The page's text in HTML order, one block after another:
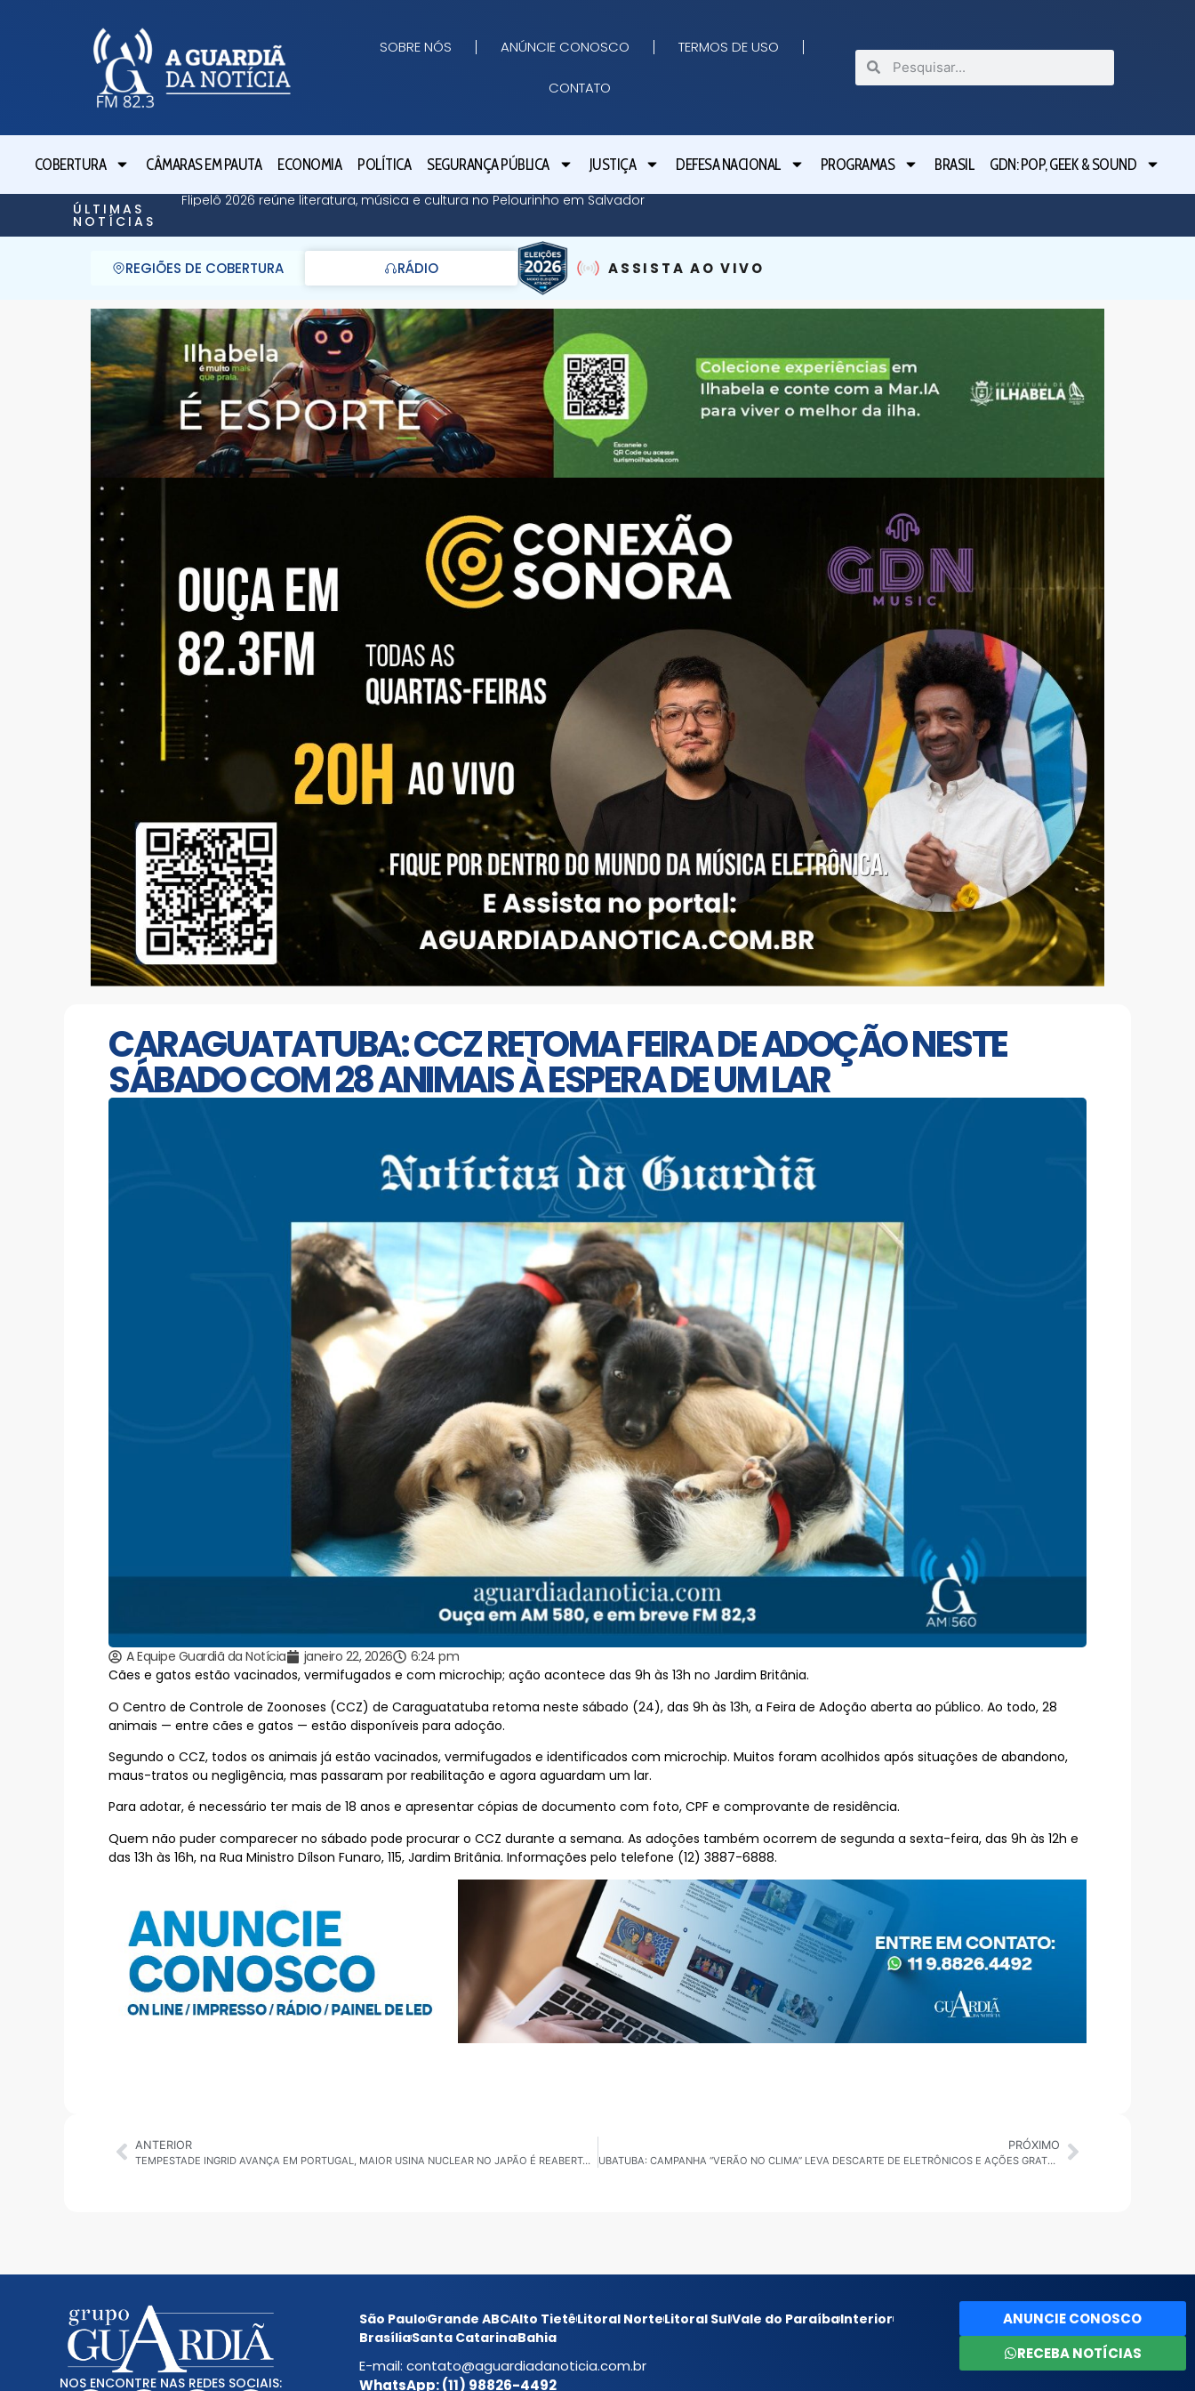
SOBRE NÓS ANÚNCIE CONOSCO TERMOS DE USO
CONTATO
COBERTURA CÂMARAS EM PAUTA ECONOMIA POLÍTICA SEGURANÇA PÚBLICA JUSTIÇA DEFESA NACIONAL PROGRAMAS BRASIL GDN: POP, GEEK & SOUND
ÚLTIMAS
NOTÍCIAS
Flipelô 2026 reúne literatura, música e cultura no Pelourinho em Salvador
REGIÕES DE COBERTURA RÁDIO ASSISTA AO VIVO
CARAGUATATUBA: CCZ RETOMA FEIRA DE ADOÇÃO NESTE
SÁBADO COM 28 ANIMAIS À ESPERA DE UM LAR
A Equipe Guardiã da Notícia janeiro 22, 2026
6:24 pm
Cães e gatos estão vacinados, vermifugados e com microchip; ação acontece das 9h às 13h no Jardim Britânia.
O Centro de Controle de Zoonoses (CCZ) de Caraguatatuba retoma neste sábado (24), das 9h às 13h, a Feira de Adoção aberta ao público. Ao todo, 28
animais — entre cães e gatos — estão disponíveis para adoção.
Segundo o CCZ, todos os animais já estão vacinados, vermifugados e identificados com microchip. Muitos foram acolhidos após situações de abandono,
maus-tratos ou negligência, mas passaram por reabilitação e agora aguardam um lar.
Para adotar, é necessário ter mais de 18 anos e apresentar cópias de documento com foto, CPF e comprovante de residência.
Quem não puder comparecer no sábado pode procurar o CCZ durante a semana. As adoções também ocorrem de segunda a sexta-feira, das 9h às 12h e
das 13h às 16h, na Rua Ministro Dílson Funaro, 115, Jardim Britânia. Informações pelo telefone (12) 3887-6888.
ANTERIOR
TEMPESTADE INGRID AVANÇA EM PORTUGAL, MAIOR USINA NUCLEAR NO JAPÃO É REABERTA E NOVO ACIDENTE COM TREM NA ESPANHA
PRÓXIMO
UBATUBA: CAMPANHA “VERÃO NO CLIMA” LEVA DESCARTE DE ELETRÔNICOS E AÇÕES GRATUITAS À PRAIA DO PEREQUÊ-AÇU
NOS ENCONTRE NAS REDES SOCIAIS:
São PauloGrande ABCAlto TietêLitoral NorteLitoral SulVale do ParaíbaInterior
BrasíliaSanta CatarinaBahia
E-mail: contato@aguardiadanoticia.com.br
WhatsApp: (11) 98826-4492
ANUNCIE CONOSCO
RECEBA NOTÍCIAS